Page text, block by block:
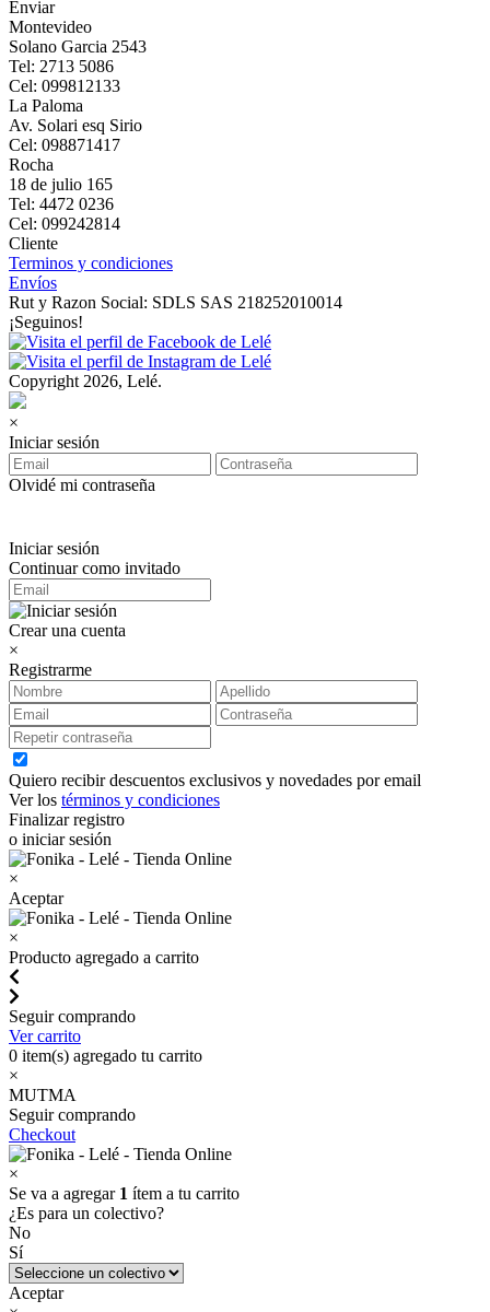
Enviar
Montevideo
Solano Garcia 2543
Tel: 2713 5086
Cel: 099812133
La Paloma
Av. Solari esq Sirio
Cel: 098871417
Rocha
18 de julio 165
Tel: 4472 0236
Cel: 099242814
Cliente
Terminos y condiciones
Envíos
Rut y Razon Social: SDLS SAS 218252010014
¡Seguinos!
Copyright 2026, Lelé.
×
Iniciar sesión
Olvidé mi contraseña
Iniciar sesión
Continuar como invitado
Crear una cuenta
×
Registrarme
Quiero recibir descuentos exclusivos y novedades por email
Ver los términos y condiciones
Finalizar registro
o iniciar sesión
×
Aceptar
×
Producto agregado a carrito
Seguir comprando
Ver carrito
0 item(s) agregado tu carrito
×
MUTMA
Seguir comprando
Checkout
×
Se va a agregar 1 ítem a tu carrito
¿Es para un colectivo?
No
Sí
Aceptar